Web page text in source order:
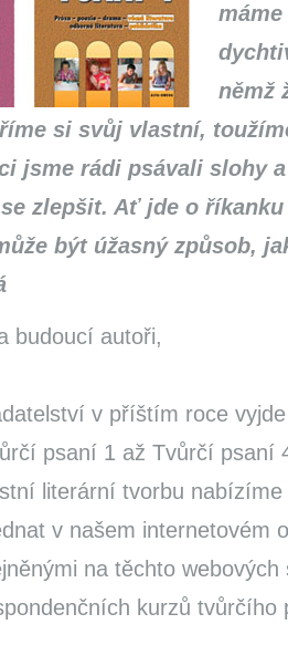
němž
si svůj vlastní,
jsme rádi psávali slohy
zlepšit. Ať jde o
být úžasný způsob,
budoucí autoři,
v příštím roce
psaní 1 až Tvůrčí psaní
literární tvorbu
v našem internetovém
na těchto
kurzů tvůrčího